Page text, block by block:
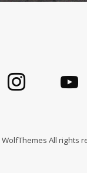
WolfThemes All rights